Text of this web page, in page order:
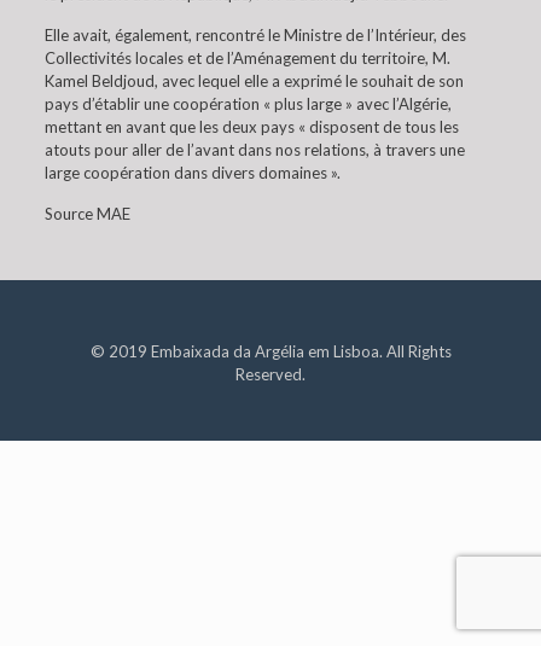
Elle avait, également, rencontré le Ministre de l’Intérieur, des
Collectivités locales et de l’Aménagement du territoire, M.
Kamel Beldjoud, avec lequel elle a exprimé le souhait de son
pays d’établir une coopération « plus large » avec l’Algérie,
mettant en avant que les deux pays « disposent de tous les
atouts pour aller de l’avant dans nos relations, à travers une
large coopération dans divers domaines ».
Source MAE
© 2019 Embaixada da Argélia em Lisboa. All Rights
Reserved.